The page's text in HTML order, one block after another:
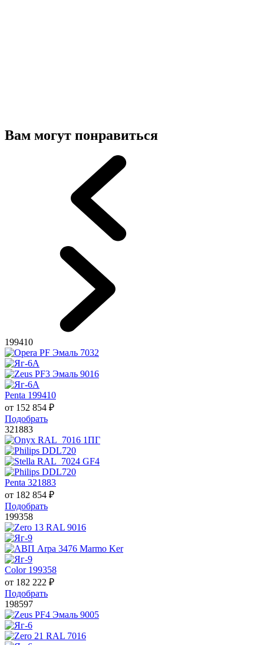
Вам могут понравиться
199410
Penta 199410
от 152 854 ₽
Подобрать
321883
Penta 321883
от 182 854 ₽
Подобрать
199358
Color 199358
от 182 222 ₽
Подобрать
198597